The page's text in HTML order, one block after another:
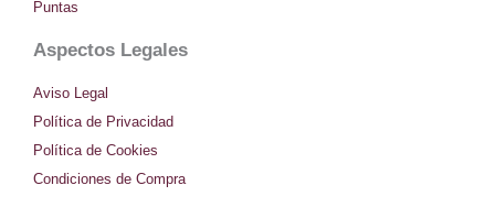
Puntas
Aspectos Legales
Aviso Legal
Política de Privacidad
Política de Cookies
Condiciones de Compra